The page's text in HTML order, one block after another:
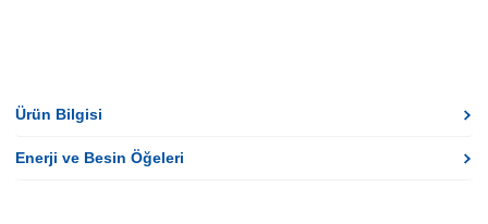
Ürün Bilgisi
Enerji ve Besin Öğeleri